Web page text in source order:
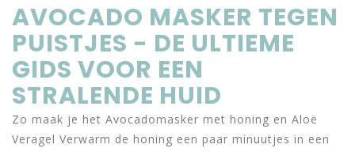
AVOCADO MASKER TEGEN
PUISTJES - DE ULTIEME
GIDS VOOR EEN
STRALENDE HUID
Zo maak je het Avocadomasker met honing en Aloë
Veragel Verwarm de honing een paar minuutjes in een